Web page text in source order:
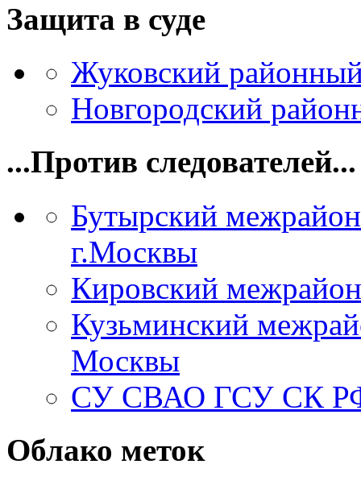
Защита в суде
Жуковский
Новгородский
...Против следователей...
Бутырский
г.Москвы
Кировский
Кузьминский
Москвы
СУ СВАО ГСУ СК
Облако меток